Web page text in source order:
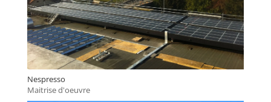
Nespresso
Maitrise d'oeuvre